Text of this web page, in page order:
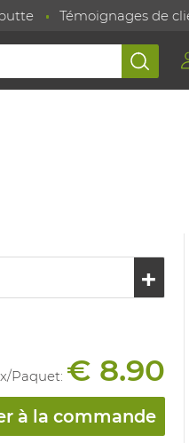
Témoignages de
Paquet: € 8.90
à la commande